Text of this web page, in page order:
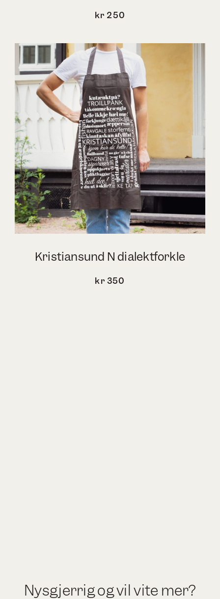
kr 250
Kristiansund N dialektforkle
kr 350
Nysgjerrig og vil vite mer?